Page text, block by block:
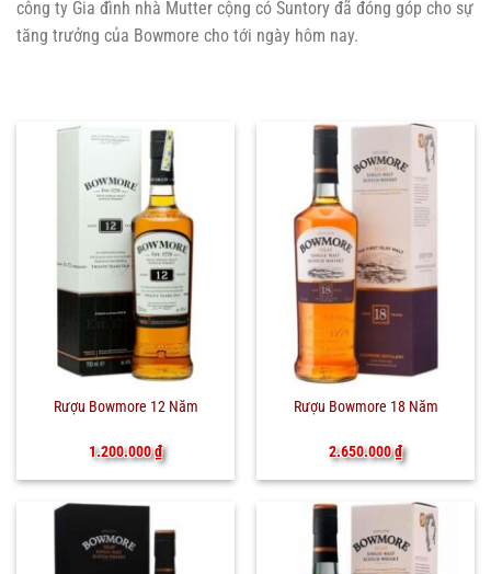
công ty Gia đình nhà Mutter cộng có Suntory đã đóng góp cho sự
tăng trưởng của Bowmore cho tới ngày hôm nay.
Rượu Bowmore 12 Năm
1.200.000₫
Rượu Bowmore 18 Năm
2.650.000₫